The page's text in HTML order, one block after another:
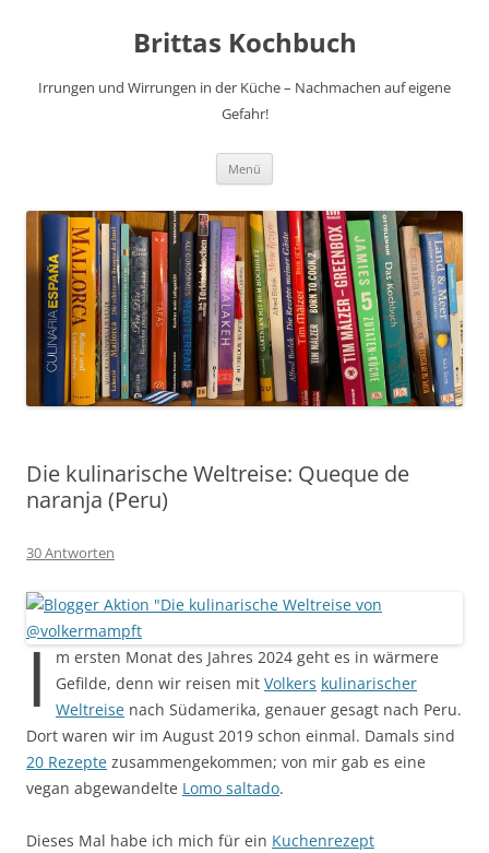
Brittas Kochbuch
Irrungen und Wirrungen in der Küche – Nachmachen auf eigene
Gefahr!
Menü
Die kulinarische Weltreise: Queque de
naranja (Peru)
30 Antworten
I m ersten Monat des Jahres 2024 geht es in wärmere
Gefilde, denn wir reisen mit Volkers kulinarischer
Weltreise nach Südamerika, genauer gesagt nach Peru.
Dort waren wir im August 2019 schon einmal. Damals sind
20 Rezepte zusammengekommen; von mir gab es eine
vegan abgewandelte Lomo saltado.
Dieses Mal habe ich mich für ein Kuchenrezept